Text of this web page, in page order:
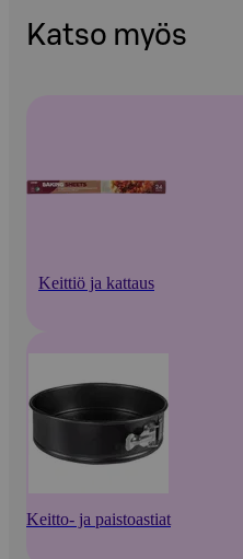
Katso myös
Keittiö ja kattaus
Keitto- ja paistoastiat